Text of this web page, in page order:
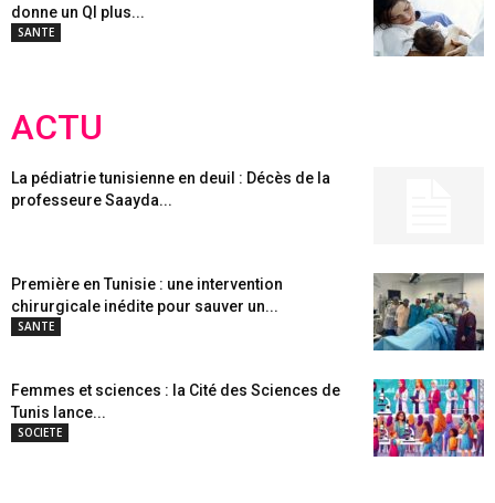
donne un QI plus...
SANTE
ACTU
La pédiatrie tunisienne en deuil : Décès de la
professeure Saayda...
Première en Tunisie : une intervention
chirurgicale inédite pour sauver un...
SANTE
Femmes et sciences : la Cité des Sciences de
Tunis lance...
SOCIETE